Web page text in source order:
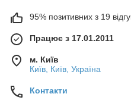
95% позитивних з 19
Працює з 17.01.2011
м. Київ
Київ, Київ, Україна
Контакти